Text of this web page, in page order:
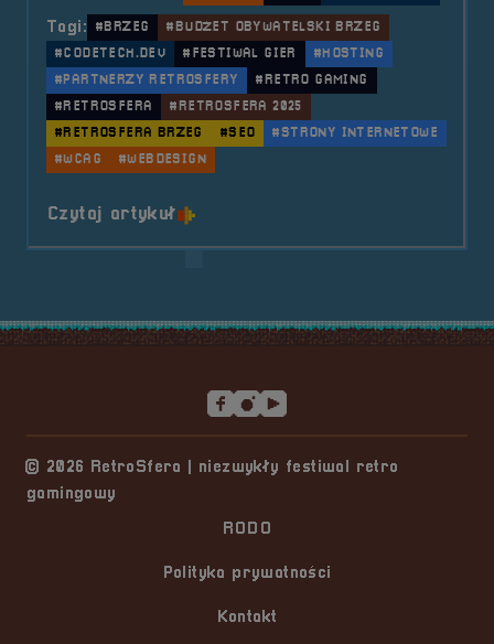
Tagi: #BRZEG
#BUDŻET OBYWATELSKI BRZEG
#CODETECH.DEV
#FESTIWAL GIER
#HOSTING
#PARTNERZY RETROSFERY
#RETRO GAMING
#RETROSFERA
#RETROSFERA 2025
#RETROSFERA BRZEG
#SEO
#STRONY INTERNETOWE
#WCAG
#WEBDESIGN
Czytaj artykuło tytule Partner &#8211;
© 2026 RetroSfera | niezwykły festiwal retro
gamingowy
RODO
Polityka prywatności
Kontakt